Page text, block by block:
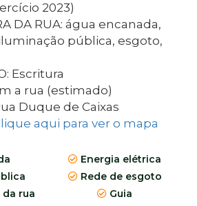
2023)
DA RUA: água encanada,
pública, esgoto,
Escritura
a rua (estimado)
Duque de Caixas
aqui para ver o mapa
Energia elétrica
Rede de esgoto
rua
Guia